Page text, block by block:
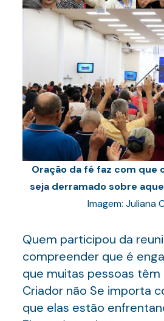
Oração da fé faz com que
seja derramado sobre
Imagem: Juliana
Quem participou da
compreender que é
que muitas pessoas têm
Criador não Se importa
que elas estão